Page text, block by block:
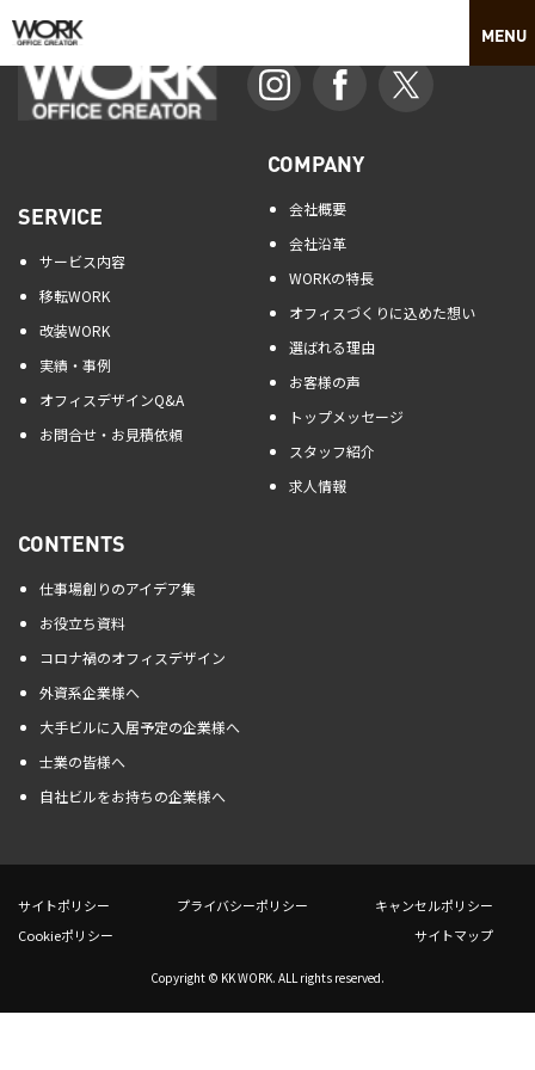
SERVICE
サービス内容
移転WORK
改装WORK
実績・事例
オフィスデザインQ&A
お問合せ・お見積依頼
COMPANY
会社概要
会社沿革
WORKの特長
オフィスづくりに込めた想い
選ばれる理由
お客様の声
トップメッセージ
スタッフ紹介
求人情報
CONTENTS
仕事場創りのアイデア集
お役立ち資料
コロナ禍のオフィスデザイン
外資系企業様へ
大手ビルに入居予定の企業様へ
士業の皆様へ
自社ビルをお持ちの企業様へ
サイトポリシー プライバシーポリシー
キャンセルポリシー
Cookieポリシー
サイトマップ
Copyright © KK WORK. ALL rights reserved.